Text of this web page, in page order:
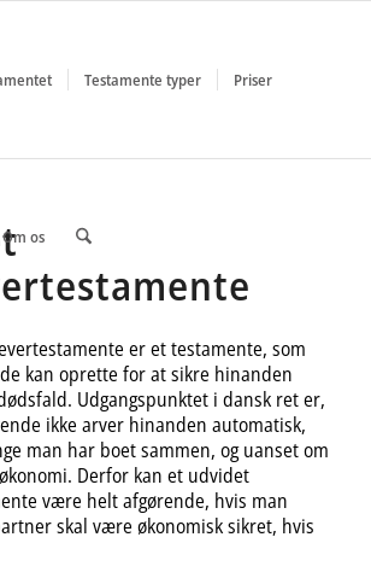
Testamente typer Priser
Om os
er et testamente, som
kan oprette for at sikre hinanden
Udgangspunktet i dansk ret er,
ikke arver hinanden automatisk,
man har boet sammen, og uanset om
Derfor kan et udvidet
være helt afgørende, hvis man
skal være økonomisk sikret, hvis